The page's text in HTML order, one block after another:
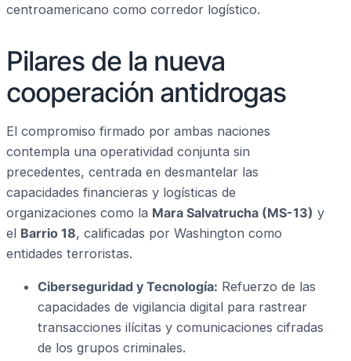
centroamericano como corredor logístico.
Pilares de la nueva
cooperación antidrogas
El compromiso firmado por ambas naciones
contempla una operatividad conjunta sin
precedentes, centrada en desmantelar las
capacidades financieras y logísticas de
organizaciones como la Mara Salvatrucha (MS-13) y
el Barrio 18, calificadas por Washington como
entidades terroristas.
Ciberseguridad y Tecnología: Refuerzo de las
capacidades de vigilancia digital para rastrear
transacciones ilícitas y comunicaciones cifradas
de los grupos criminales.